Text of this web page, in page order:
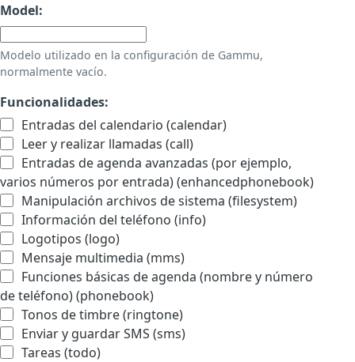
Model:
Modelo utilizado en la configuración de Gammu,
normalmente vacío.
Funcionalidades:
Entradas del calendario (calendar)
Leer y realizar llamadas (call)
Entradas de agenda avanzadas (por ejemplo,
varios números por entrada) (enhancedphonebook)
Manipulación archivos de sistema (filesystem)
Información del teléfono (info)
Logotipos (logo)
Mensaje multimedia (mms)
Funciones básicas de agenda (nombre y número
de teléfono) (phonebook)
Tonos de timbre (ringtone)
Enviar y guardar SMS (sms)
Tareas (todo)